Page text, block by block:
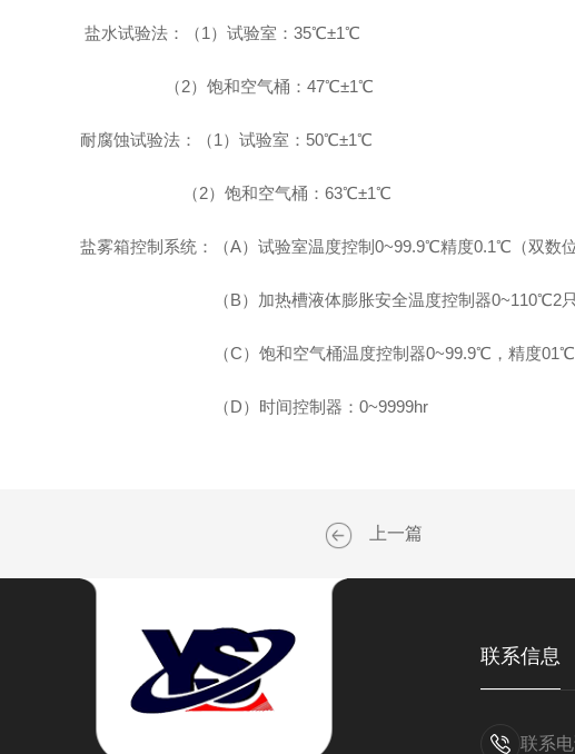
盐水试验法：（1）试验室：35℃±1℃
（2）饱和空气桶：47℃±1℃
耐腐蚀试验法：（1）试验室：50℃±1℃
（2）饱和空气桶：63℃±1℃
盐雾箱控制系统：（A）试验室温度控制0~99.9℃精度0.1℃（双数位
（B）加热槽液体膨胀安全温度控制器0~110℃2只
（C）饱和空气桶温度控制器0~99.9℃，精度01℃（
（D）时间控制器：0~9999hr
上一篇
联系信息
联系